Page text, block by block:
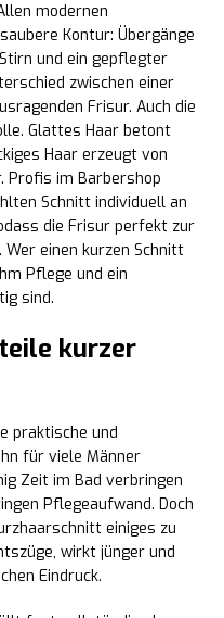
modernen
Kontur: Übergänge
und ein gepflegter
zwischen einer
Frisur. Auch die
Glattes Haar betont
Haar erzeugt von
Profis im Barbershop
Schnitt individuell an
die Frisur perfekt zur
einen kurzen Schnitt
Pflege und ein
sind.
kurzer
praktische und
für viele Männer
Zeit im Bad verbringen
Pflegeaufwand. Doch
einiges zu
wirkt jünger und
Eindruck.